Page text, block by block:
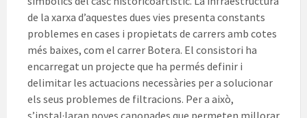
de la xarxa d’aquestes dues vies presenta constants
problemes en cases i propietats de carrers amb cotes
més baixes, com el carrer Botera. El consistori ha
encarregat un projecte que ha permés definir i
delimitar les actuacions necessàries per a solucionar
els seus problemes de filtracions. Per a això,